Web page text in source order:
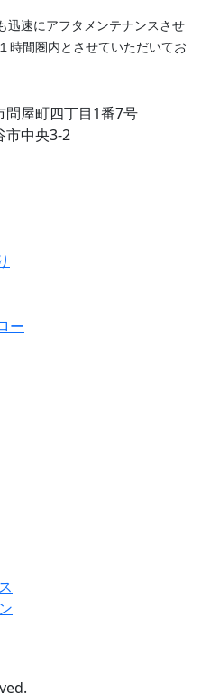
速にアフタメンテナンスさせ
時間圏内とさせていただいてお
問屋町四丁目1番7号
市中央3-2
ー